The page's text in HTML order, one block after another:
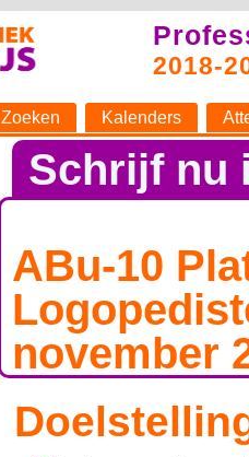
2018-
Zoeken Kalenders
Schrijf nu
ABu-10
november